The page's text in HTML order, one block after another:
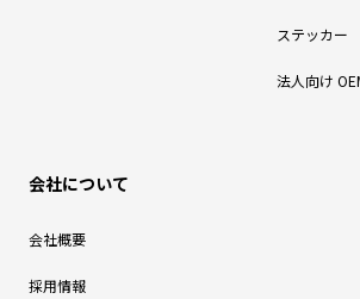
ステッカー
法人向け
会社について
会社概要
採用情報